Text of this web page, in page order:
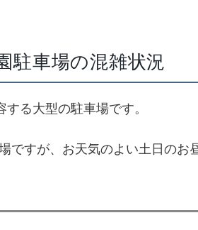
駐車場の混雑状況
る大型の駐車場です。
ですが、お天気のよい土日のお